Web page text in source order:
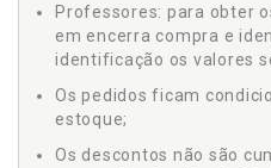
Professores: para obter
em encerra compra e
identificação os valores
Os pedidos ficam
estoque;
Os descontos não são